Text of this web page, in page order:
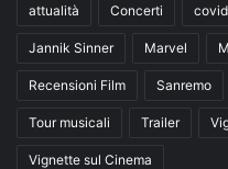
attualità Concerti covid
Jannik Sinner Marvel
Recensioni Film Sanremo
Tour musicali Trailer
Vignette sul Cinema